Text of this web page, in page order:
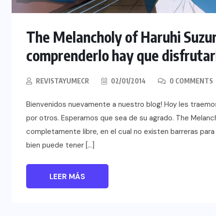
The Melancholy of Haruhi
comprenderlo hay que
REVISTAYUMECR 02/01/2014 0 COMMENTS
Bienvenidos nuevamente a nuestro blog! Hoy les
por otros. Esperamos que sea de su agrado. The
completamente libre, en el cual no existen barreras
bien puede tener […]
LEER MÁS